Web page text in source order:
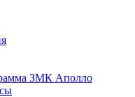
ЗМК Аполло